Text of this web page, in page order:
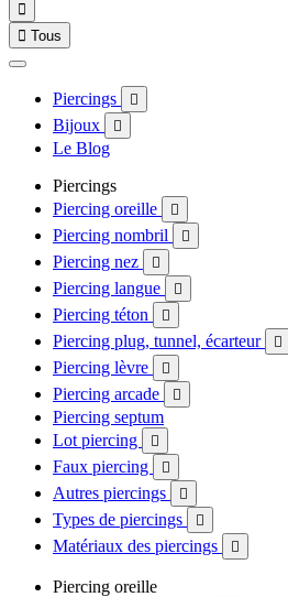

 Tous
Piercings 
Bijoux 
Le Blog
Piercings
Piercing oreille

Piercing nombril 
Piercing nez 
Piercing langue 
Piercing téton 
Piercing plug, tunnel, écarteur 
Piercing lèvre 
Piercing arcade 
Piercing septum
Lot piercing

Faux piercing 
Autres piercings 
Types de piercings 
Matériaux des piercings 
Piercing oreille